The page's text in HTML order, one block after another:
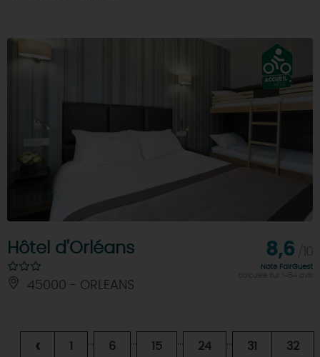
Hôtel d'Orléans
45000 - ORLEANS
8,6
Note FairGuest
calculée sur 1454 avis
‹ 1 ... 6 ... 15 ... 24 ... 31 32